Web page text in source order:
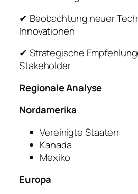
✔ Beobachtung neuer
Innovationen
✔ Strategische
Stakeholder
Regionale Analyse
Nordamerika
Vereinigte Staaten
Kanada
Mexiko
Europa